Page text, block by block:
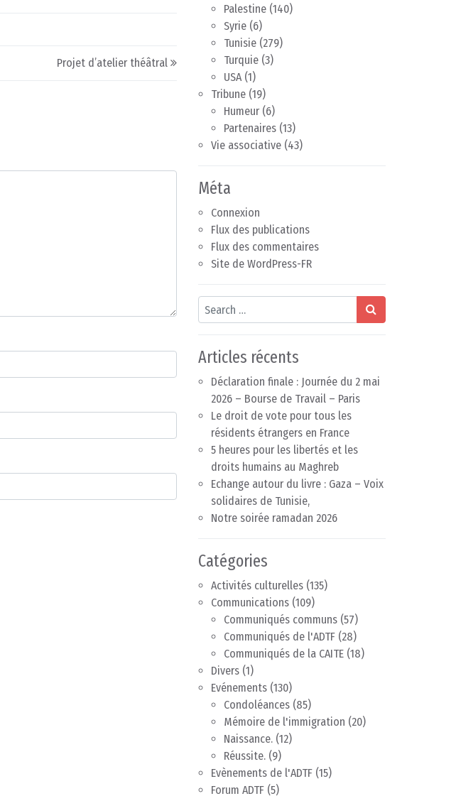
Projet d’atelier théâtral
Palestine (140)
Syrie (6)
Tunisie (279)
Turquie (3)
USA(1)
Tribune (19)
Humeur (6)
Partenaires (13)
Vie associative (43)
Méta
Connexion
Flux des publications
Flux des commentaires
Site de WordPress-FR
Search
Articles récents
Déclaration finale : Journée du 2 mai
2026 – Bourse de Travail – Paris
Le droit de vote pour tous les
résidents étrangers en France
5 heures pour les libertés et les
droits humains au Maghreb
Echange autour du livre : Gaza – Voix
solidaires de Tunisie,
Notre soirée ramadan 2026
Catégories
Activités culturelles (135)
Communications (109)
Communiqués communs (57)
Communiqués de l'ADTF (28)
Communiqués de la CAITE (18)
Divers (1)
Evénements (130)
Condoléances (85)
Mémoire de l'immigration (20)
Naissance. (12)
Réussite. (9)
Evènements de l'ADTF (15)
Forum ADTF (5)